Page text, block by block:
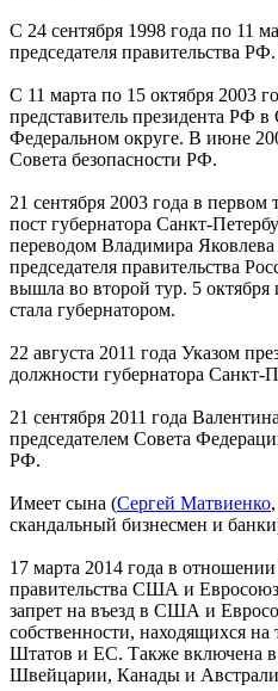
С 24 сентября 1998 года по 11
председателя правительства РФ.
С 11 марта по 15 октября 2003
представитель президента РФ
Федеральном округе. В июне
Совета безопасности РФ.
21 сентября 2003 года в
пост губернатора Санкт-
переводом Владимира Яковлева
председателя правительства
вышла во второй тур. 5 октября
стала губернатором.
22 августа 2011 года Указом
должности губернатора Санкт-
21 сентября 2011 года
председателем Совета
РФ.
Имеет сына (Сергей Матвиенко
скандальный бизнесмен и
17 марта 2014 года в
правительства США и
запрет на въезд в США и
собственности, находящихся
Штатов и ЕС. Также включена
Швейцарии, Канады и